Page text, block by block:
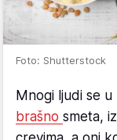
Foto: Shutterstock
Mnogi ljudi se
brašno smeta,